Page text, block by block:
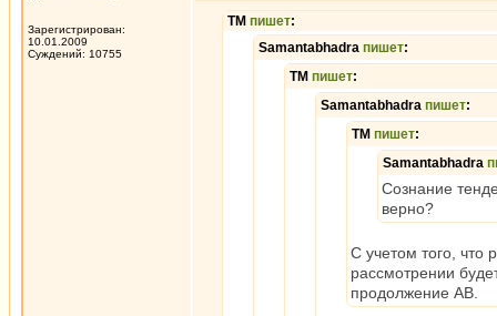
Зарегистрирован:
10.01.2009
Суждений: 10755
ТМ пишет:
Samantabhadra пишет:
ТМ пишет:
Samantabhadra пишет:
ТМ пишет:
Samantabhadra
Сознание
верно?
С учетом того, что
рассмотрении
продолжение АВ.